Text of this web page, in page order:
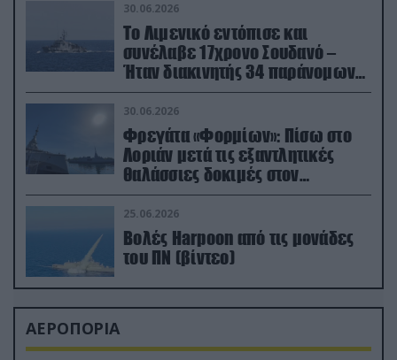
30.06.2026
Το Λιμενικό εντόπισε και
συνέλαβε 17χρονο Σουδανό –
Ήταν διακινητής 34 παράνομων
μεταναστών
30.06.2026
Φρεγάτα «Φορμίων»: Πίσω στο
Λοριάν μετά τις εξαντλητικές
θαλάσσιες δοκιμές στον
απαιτητικό Βισκαϊκό
25.06.2026
Βολές Harpoon από τις μονάδες
του ΠΝ (βίντεο)
ΑΕΡΟΠΟΡΙΑ